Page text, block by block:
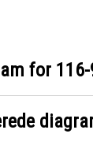
for